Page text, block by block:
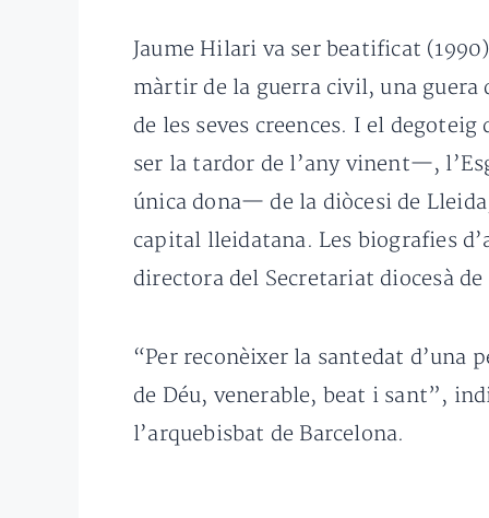
Jaume Hilari va ser beatificat
màrtir de la guerra civil, una guera
de les seves creences. I el
ser la tardor de l’any vinent—,
única dona— de la diòcesi de
capital lleidatana. Les biografies
directora del Secretariat diocesà
“Per reconèixer la santedat d’una
de Déu, venerable, beat i sant”,
l’arquebisbat de Barcelona.